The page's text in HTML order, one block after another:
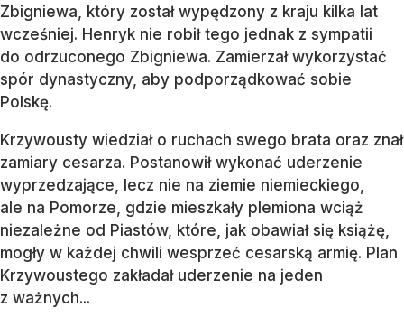
Zbigniewa, który został wypędzony z kraju kilka lat
wcześniej. Henryk nie robił tego jednak z sympatii
do odrzuconego Zbigniewa. Zamierzał wykorzystać
spór dynastyczny, aby podporządkować sobie
Polskę.
Krzywousty wiedział o ruchach swego brata oraz znał
zamiary cesarza. Postanowił wykonać uderzenie
wyprzedzające, lecz nie na ziemie niemieckiego,
ale na Pomorze, gdzie mieszkały plemiona wciąż
niezależne od Piastów, które, jak obawiał się książę,
mogły w każdej chwili wesprzeć cesarską armię. Plan
Krzywoustego zakładał uderzenie na jeden
z ważnych...